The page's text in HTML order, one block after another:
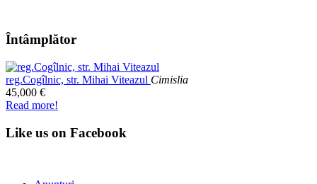
Întâmplător
reg.Cogîlnic, str. Mihai Viteazul Cimislia
45,000 €
Read more!
Like us on Facebook